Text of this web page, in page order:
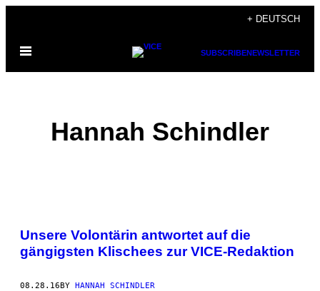
content
+ DEUTSCH
Open
SUBSCRIBENEWSLETTER
Hannah Schindler
POSTS
BY
THIS
Unsere Volontärin antwortet auf die
gängigsten Klischees zur VICE-Redaktion
08.28.16BY HANNAH SCHINDLER